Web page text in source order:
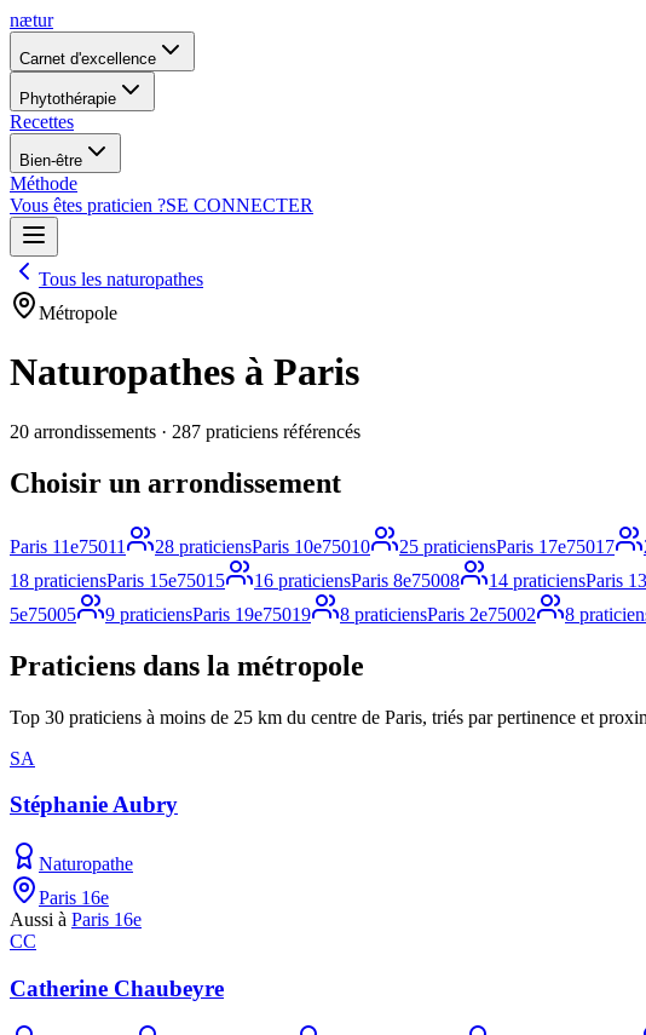
nætur
Carnet d'excellence
Phytothérapie
Recettes
Bien-être
Méthode
Vous êtes praticien ?SE CONNECTER
Tous les naturopathes
Métropole
Naturopathes à Paris
20 arrondissements · 287 praticiens référencés
Choisir un arrondissement
Paris 11e75011 28 praticiensParis 10e75010 25 praticiensParis 17e75017
18 praticiensParis 15e75015 16 praticiensParis 8e75008 14 praticiensParis
5e75005 9 praticiensParis 19e75019 8 praticiensParis 2e75002 8
Praticiens dans la métropole
Top 30 praticiens à moins de 25 km du centre de Paris, triés par pertinence et
SA
Stéphanie Aubry
Naturopathe
Paris 16e
Aussi à Paris 16e
CC
Catherine Chaubeyre